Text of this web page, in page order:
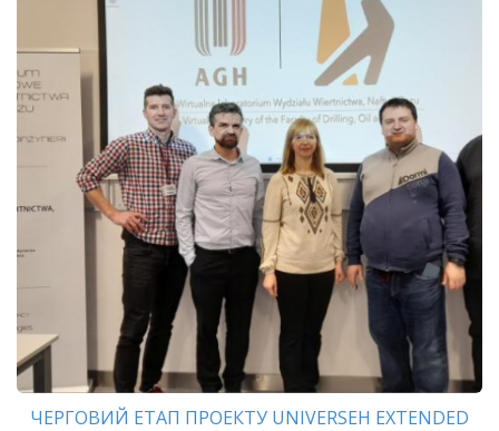
ЧЕРГОВИЙ ЕТАП ПРОЕКТУ UNIVERSEH EXTENDED